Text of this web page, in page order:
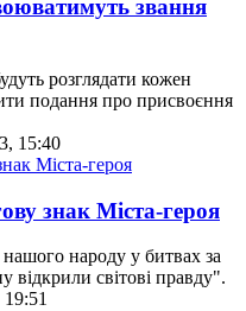
звання
розглядати кожен
подання про присвоєння
15:40
знак Міста-героя
народу у битвах за
світові правду".
19:51